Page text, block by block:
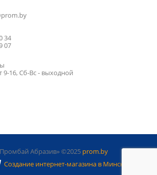
34
07
9-16, Сб-Вс - выходной
Абразив» ©2025 prom.by
Создание интернет-магазина в Минске